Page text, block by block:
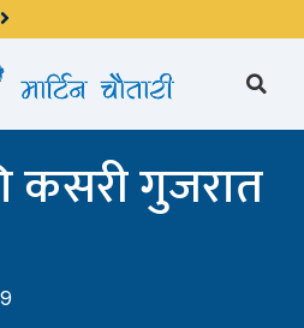
र चौथो शुक्रबार मार्टिन चौतारी र यसको
कसरी गुजरात